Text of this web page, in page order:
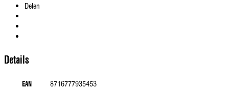
Delen
Details
EAN
8716777935453